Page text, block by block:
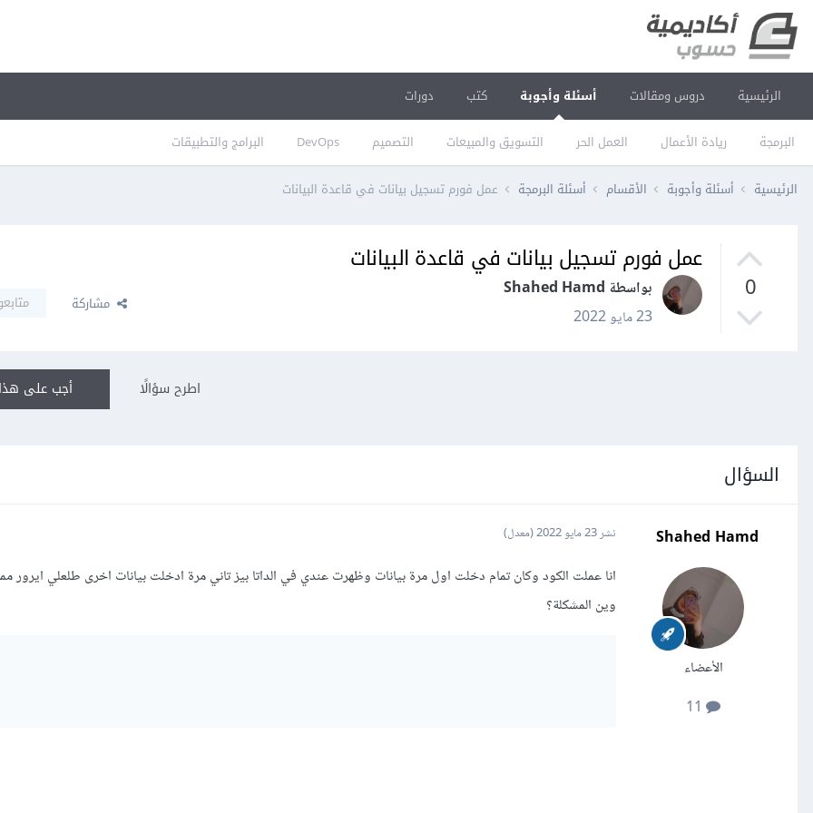
الرئيسية دروس ومقالات أسئلة وأجوبة
البرمجة ريادة الأعمال العمل الحر التسويق والمبيعات التصميم DevOps البرامج والتطبيقات
كتب دورات
الرئيسية أسئلة وأجوبة الأقسام أسئلة البرمجة عمل فورم تسجيل بيانات في قاعدة البيانات
0
عمل فورم تسجيل بيانات في قاعدة البيانات
بواسطة Shahed Hamd
23 مايو 2022
مشاركة
أجب على اطرح سؤالًا
السؤال
Shahed Hamd
الأعضاء
نشر23 مايو 2022 (معدل)
انا عملت الكود وكان تمام دخلت اول مرة بيانات وظهرت عندي في الداتا بيز تاني مرة ادخلت بيانات اخرى طلعلي ايرور
وين المشكلة؟